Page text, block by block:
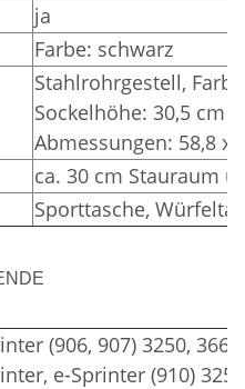
ja
Farbe: schwarz
Stahlrohrgestell,
Sockelhöhe: 30,5 cm
Abmessungen: 58,8 x
ca. 30 cm Stauraum
Sporttasche,
(906, 907) 3250,
e-Sprinter (910)